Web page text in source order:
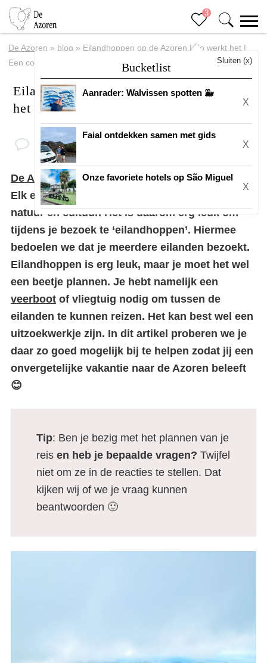
3
Bucketlist
Sluiten (x)
Aanrader: Walvissen spotten 🐳
X
Faial ontdekken samen met gids
X
Onze favoriete hotels op São Miguel
X
De Azoren » blog » Eilandhoppen op de Azoren | Zo werkt het |
Een complete gids
Eilandhoppen op de Azoren | Zo werkt
het | Een complete gids
De Azorentelt in totaal 9 verschillende eilanden.
Elk eiland heeft weer z’n unieke eigenschappen,
natuur en cultuur. Het is daarom erg leuk om
tijdens je bezoek te ‘eilandhoppen’. Hiermee
bedoelen we dat je meerdere eilanden bezoekt.
Eilandhoppen is erg leuk, maar je moet het wel
een beetje plannen. Je hebt namelijk een
veerboot of vliegtuig nodig om tussen de
eilanden te kunnen reizen. Het kan best wel een
uitzoekwerkje zijn. In dit artikel proberen we je
daar zo goed mogelijk bij te helpen zodat jij een
onvergetelijke vakantie naar de Azoren beleeft
😊
Tip: Ben je bezig met het plannen van je
reis en heb je bepaalde vragen? Twijfel
niet om ze in de reacties te stellen. Dat
kijken wij of we je vraag kunnen
beantwoorden 🙂